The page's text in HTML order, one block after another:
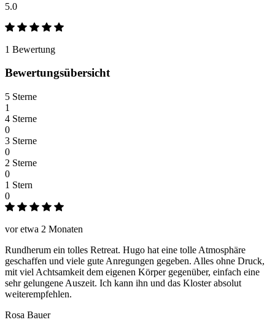
5.0
1 Bewertung
Bewertungsübersicht
5 Sterne
1
4 Sterne
0
3 Sterne
0
2 Sterne
0
1 Stern
0
vor etwa 2 Monaten
Rundherum ein tolles Retreat. Hugo hat eine tolle Atmosphäre
geschaffen und viele gute Anregungen gegeben. Alles ohne Druck,
mit viel Achtsamkeit dem eigenen Körper gegenüber, einfach eine
sehr gelungene Auszeit. Ich kann ihn und das Kloster absolut
weiterempfehlen.
Rosa Bauer